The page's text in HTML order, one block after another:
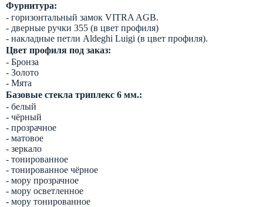
Фурнитура:
- горизонтальный замок VITRA AGB.
- дверные ручки 355 (в цвет профиля)
- накладные петли Aldeghi Luigi (в цвет профиля).
Цвет профиля под заказ:
- Бронза
- Золото
- Мята
Базовые стекла триплекс 6 мм.:
- белый
- чёрный
- прозрачное
- матовое
- зеркало
- тонированное
- тонированное чёрное
- мору прозрачное
- мору осветленное
- мору тонированное